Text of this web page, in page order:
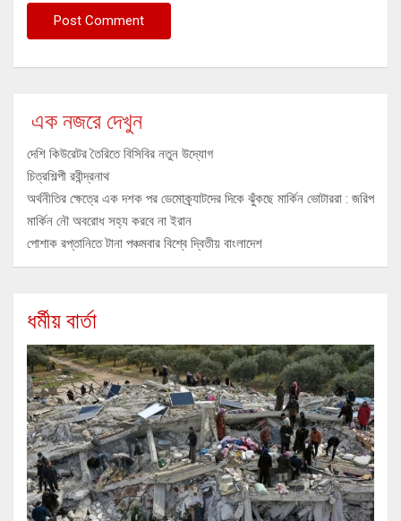
এক নজরে দেখুন
দেশি কিউরেটর তৈরিতে বিসিবির নতুন উদ্যোগ
চিত্রশিল্পী রবীন্দ্রনাথ
অর্থনীতির ক্ষেত্রে এক দশক পর ডেমোক্র্যাটদের দিকে ঝুঁকছে মার্কিন ভোটাররা : জরিপ
মার্কিন নৌ অবরোধ সহ্য করবে না ইরান
পোশাক রপ্তানিতে টানা পঞ্চমবার বিশ্বে দ্বিতীয় বাংলাদেশ
ধর্মীয় বার্তা